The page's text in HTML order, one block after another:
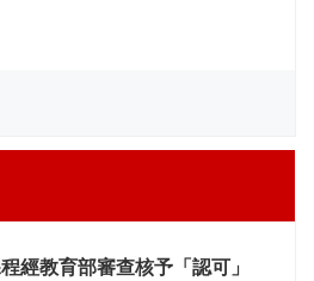
經教育部審查核予「認可」